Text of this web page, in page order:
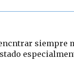
siempre